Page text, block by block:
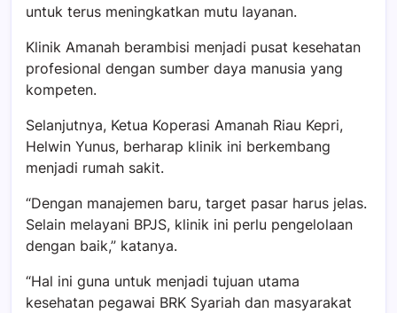
untuk terus meningkatkan mutu layanan.
Klinik Amanah berambisi menjadi pusat kesehatan
profesional dengan sumber daya manusia yang
kompeten.
Selanjutnya, Ketua Koperasi Amanah Riau Kepri,
Helwin Yunus, berharap klinik ini berkembang
menjadi rumah sakit.
“Dengan manajemen baru, target pasar harus jelas.
Selain melayani BPJS, klinik ini perlu pengelolaan
dengan baik,” katanya.
“Hal ini guna untuk menjadi tujuan utama
kesehatan pegawai BRK Syariah dan masyarakat